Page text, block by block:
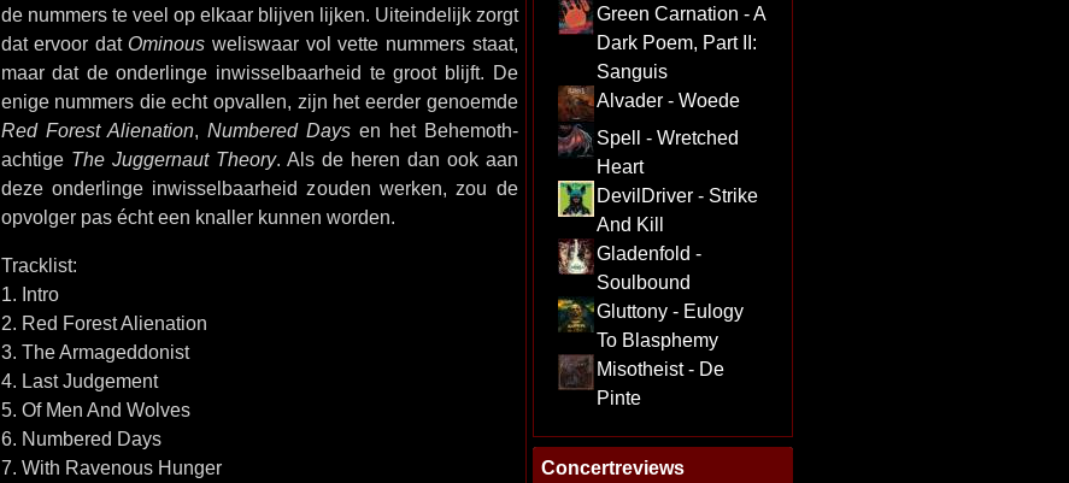
de nummers te veel op elkaar blijven lijken. Uiteindelijk zorgt
dat ervoor dat Ominous weliswaar vol vette nummers staat,
maar dat de onderlinge inwisselbaarheid te groot blijft. De
enige nummers die echt opvallen, zijn het eerder genoemde
Red Forest Alienation, Numbered Daysen het Behemoth-
achtige The Juggernaut Theory. Als de heren dan ook aan
deze onderlinge inwisselbaarheid zouden werken, zou de
opvolger pas écht een knaller kunnen worden.
Tracklist:
1. Intro
2. Red Forest Alienation
3. The Armageddonist
4. Last Judgement
5. Of Men And Wolves
6. Numbered Days
7. With Ravenous Hunger
Green Carnation - A
Dark Poem, Part II:
Sanguis
Alvader - Woede
Spell - Wretched
Heart
DevilDriver - Strike
And Kill
Gladenfold -
Soulbound
Gluttony - Eulogy
To Blasphemy
Misotheist - De
Pinte
Concertreviews